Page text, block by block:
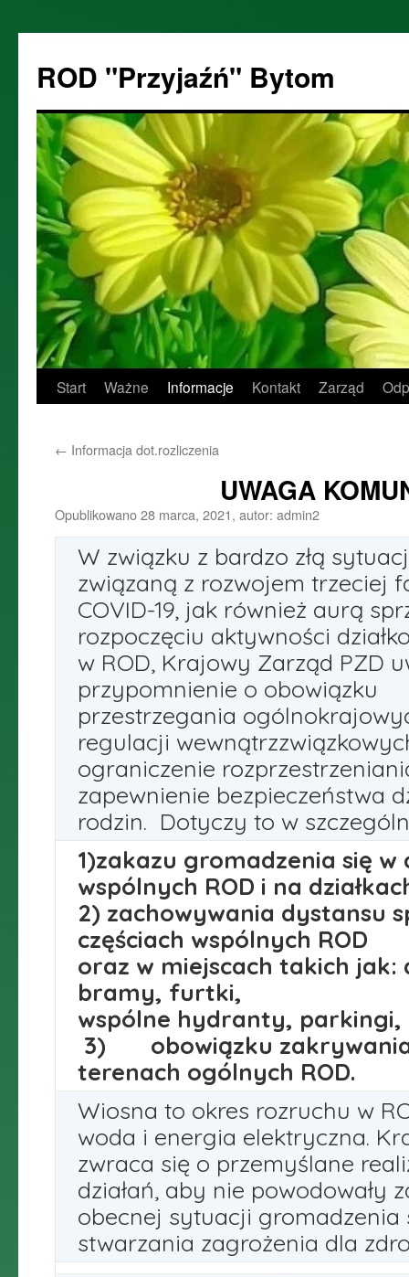
ROD "Przyjaźń" Bytom
Przejdź
treści
Start Ważne Informacje Kontakt Zarząd
← Informacja dot.rozliczenia
UWAGA
Opublikowano28 marca, 2021, autor: admin2
W związku z bardzo złą
związaną z rozwojem trzeciej
COVID-19, jak również aurą
rozpoczęciu aktywności
w ROD, Krajowy Zarząd PZD
przypomnienie o obowiązku
przestrzegania
regulacji
ograniczenie
zapewnienie bezpieczeństwa
rodzin. Dotyczy to w
1)zakazu gromadzenia się w
wspólnych ROD i na
2) zachowywania dystansu
częściach wspólnych ROD
oraz w miejscach takich jak:
bramy, furtki,
wspólne hydranty, parkingi,
3) obowiązku zakrywania
terenach ogólnych ROD.
Wiosna to okres rozruchu w
woda i energia elektryczna.
zwraca się o przemyślane
działań, aby nie powodowały
obecnej sytuacji gromadzenia
stwarzania zagrożenia dla